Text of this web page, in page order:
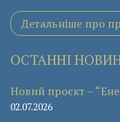
Детальніше про
ОСТАННІ
Новий проєкт –
02.07.2026